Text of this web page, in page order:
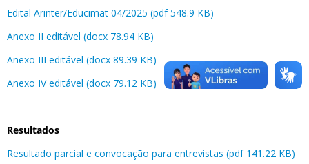
Edital Arinter/Educimat 04/2025 (pdf 548.9 KB)
Anexo II editável (docx 78.94 KB)
Anexo III editável (docx 89.39 KB)
Anexo IV editável (docx 79.12 KB)
Resultados
Resultado parcial e convocação para entrevistas (pdf 141.22 KB)